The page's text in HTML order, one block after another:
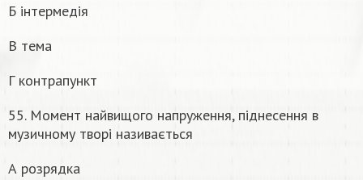
Б інтермедія
В тема
Г контрапункт
55. Момент найвищого напруження, піднесення в
музичному творі називається
А розрядка